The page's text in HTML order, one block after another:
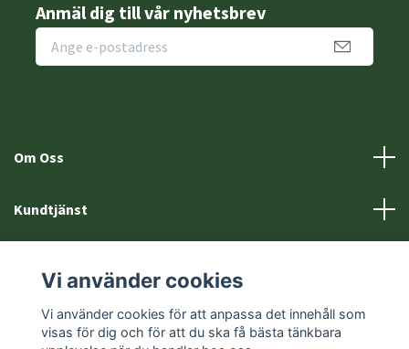
Anmäl dig till vår nyhetsbrev
Om Oss
Kundtjänst
Sociala medier
Vi använder cookies
Vi använder cookies för att anpassa det innehåll som
visas för dig och för att du ska få bästa tänkbara